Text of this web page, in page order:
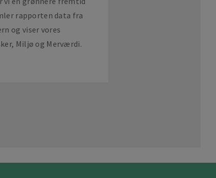
rapporten data fra
og viser vores
Miljø og Merværdi.